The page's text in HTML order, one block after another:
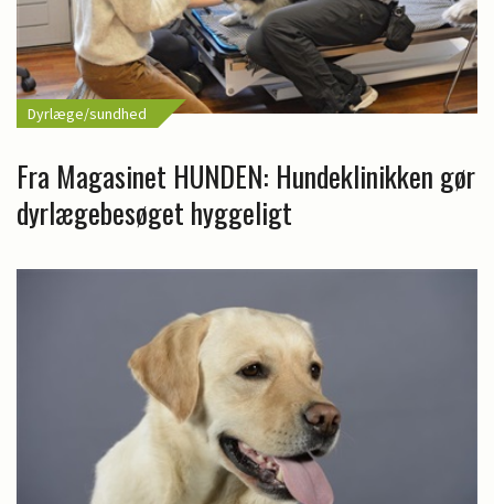
Dyrlæge/sundhed
Fra Magasinet HUNDEN: Hundeklinikken gør
dyrlægebesøget hyggeligt